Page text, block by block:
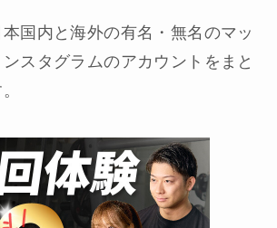
国内と海外の有名・無名のマッ
スタグラムのアカウントをまと